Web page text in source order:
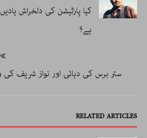
کیا پارٹیشن کی دلخراش
ہے؟
ستر برس کی دہائی اور نواز شریف کی
RELATED ARTICLES